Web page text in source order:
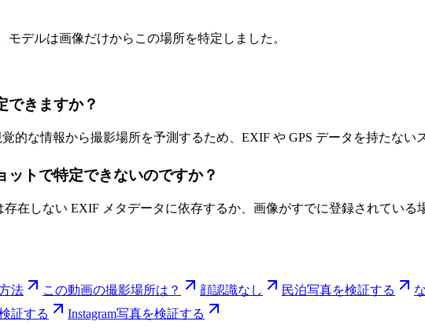
モデルは画像だけからこの場所を特定しました。
できますか？
的な情報から撮影場所を予測するため、EXIF や GPS データを持たない
トで特定できないのですか？
在しない EXIF メタデータに依存するか、画像がすでに登録されてい
法 この動画の撮影場所は？ 顔認識なし 民泊写真を検証する
証する Instagram写真を検証する